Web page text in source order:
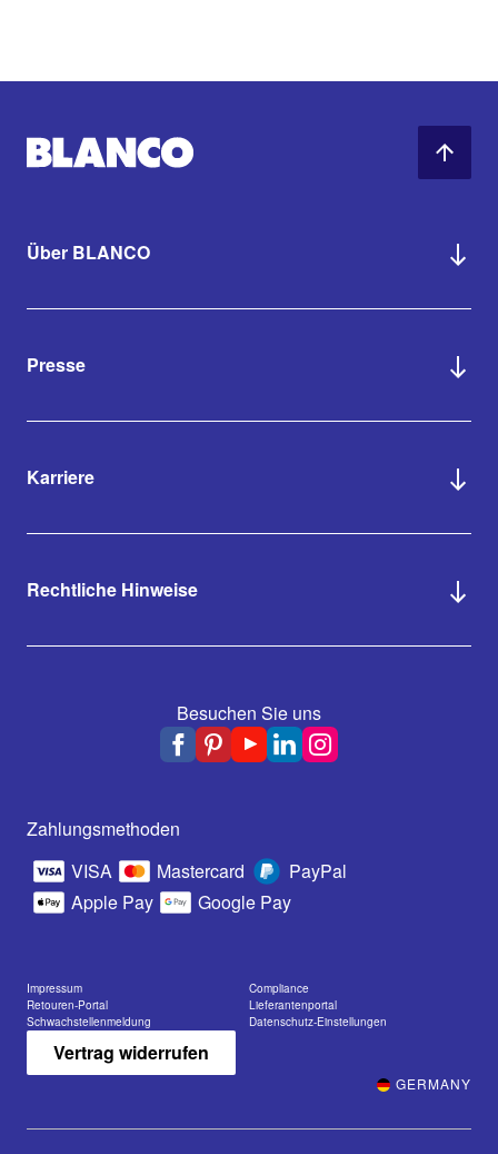
Über BLANCO
Presse
Karriere
Rechtliche Hinweise
Besuchen Sie uns
Zahlungsmethoden
VISA
Mastercard
PayPal
Apple Pay
Google Pay
Impressum
Compliance
Retouren-Portal
Lieferantenportal
Schwachstellenmeldung
Datenschutz-Einstellungen
Vertrag widerrufen
GERMANY